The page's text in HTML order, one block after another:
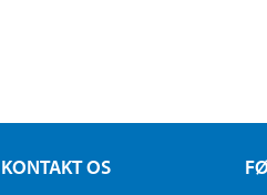
KONTAKT OS